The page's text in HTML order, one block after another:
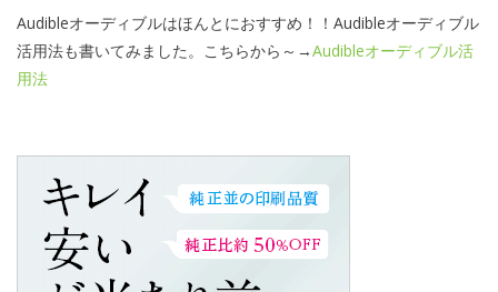
Audibleオーディブルはほんとにおすすめ！！Audibleオーディブル
活用法も書いてみました。こちらから～→Audibleオーディブル活
用法